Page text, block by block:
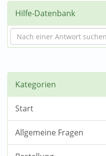
Hilfe-Datenbank
Kategorien
Start
Allgemeine Fragen